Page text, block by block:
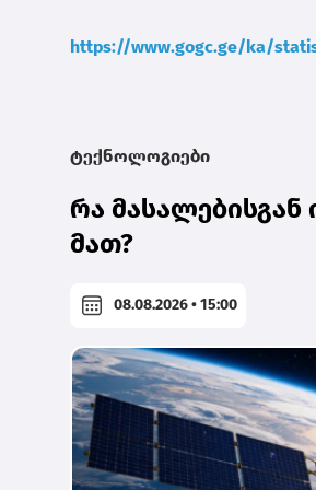
https://www.gogc.ge/ka/
ტექნოლოგიები
რა მასალებისგან
მათ?
08.08.2026 • 15:00